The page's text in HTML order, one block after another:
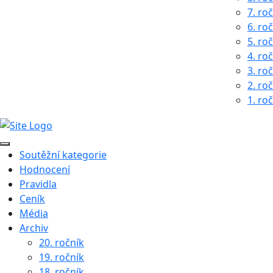
7.
6.
5.
4.
3.
2.
1.
Soutěžní kategorie
Hodnocení
Pravidla
Ceník
Média
Archiv
20. ročník
19. ročník